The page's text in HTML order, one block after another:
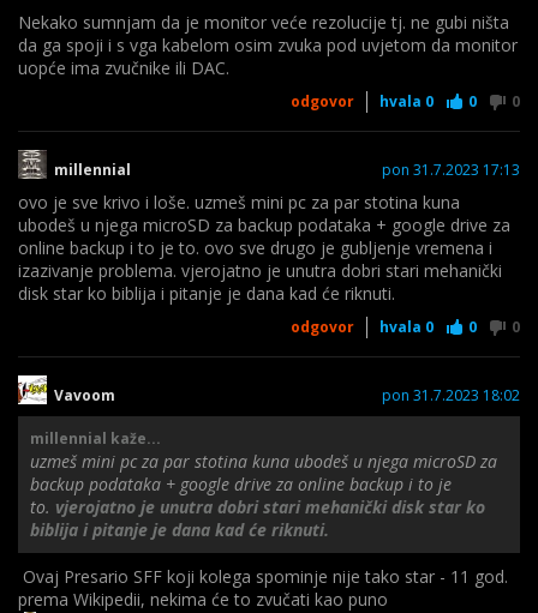
kablom, pa mu nije davalo slike, zato je i nabavio converter, ko
zna...
Nekako sumnjam da je monitor veće rezolucije tj. ne gubi ništa
da ga spoji i s vga kabelom osim zvuka pod uvjetom da monitor
uopće ima zvučnike ili DAC.
odgovor hvala 0 0 0
millennial pon 31.7.2023 17:13
ovo je sve krivo i loše. uzmeš mini pc za par stotina kuna
ubodeš u njega microSD za backup podataka + google drive za
online backup i to je to. ovo sve drugo je gubljenje vremena i
izazivanje problema. vjerojatno je unutra dobri stari mehanički
disk star ko biblija i pitanje je dana kad će riknuti.
odgovor hvala 0 0 0
Vavoom pon 31.7.2023 18:02
millennial kaže...
uzmeš mini pc za par stotina kuna ubodeš u njega microSD za
backup podataka + google drive za online backup i to je
to. vjerojatno je unutra dobri stari mehanički disk star ko
biblija i pitanje je dana kad će riknuti.
Ovaj Presario SFF koji kolega spominje nije tako star - 11 god.
prema Wikipedii, nekima će to zvučati kao puno